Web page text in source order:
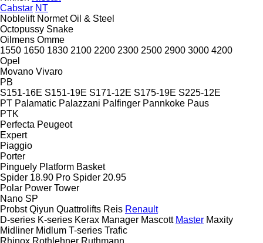
Cabstar NT
Noblelift Normet Oil & Steel
Octopussy Snake
Oilmens Omme
1550 1650 1830 2100 2200 2300 2500 2900 3000 4200
Opel
Movano Vivaro
PB
S151-16E S151-19E S171-12E S175-19E S225-12E
PT Palamatic Palazzani Palfinger Pannkoke Paus
PTK
Perfecta Peugeot
Expert
Piaggio
Porter
Pinguely Platform Basket
Spider 18.90 Pro Spider 20.95
Polar Power Tower
Nano SP
Probst Qiyun Quattrolifts Reis Renault
D-series K-series Kerax Manager Mascott Master Maxity
Midliner Midlum T-series Trafic
Rhinox Rothlehner Ruthmann